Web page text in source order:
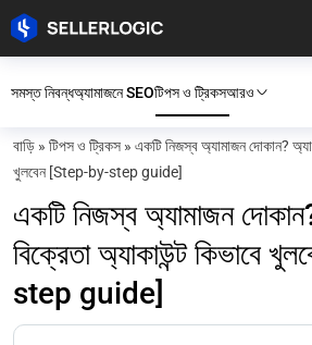
সমস্ত নিবন্ধঅ্যামাজনে SEOটিপস ও ট্রিকসআরও
বাড়ি » টিপস ও ট্রিকস » একটি নিজস্ব অ্যামাজন দোকান?
খুলবেন [Step-by-step guide]
একটি নিজস্ব অ্যামাজন
বিক্রেতা অ্যাকাউন্ট কিভাবে
step guide]